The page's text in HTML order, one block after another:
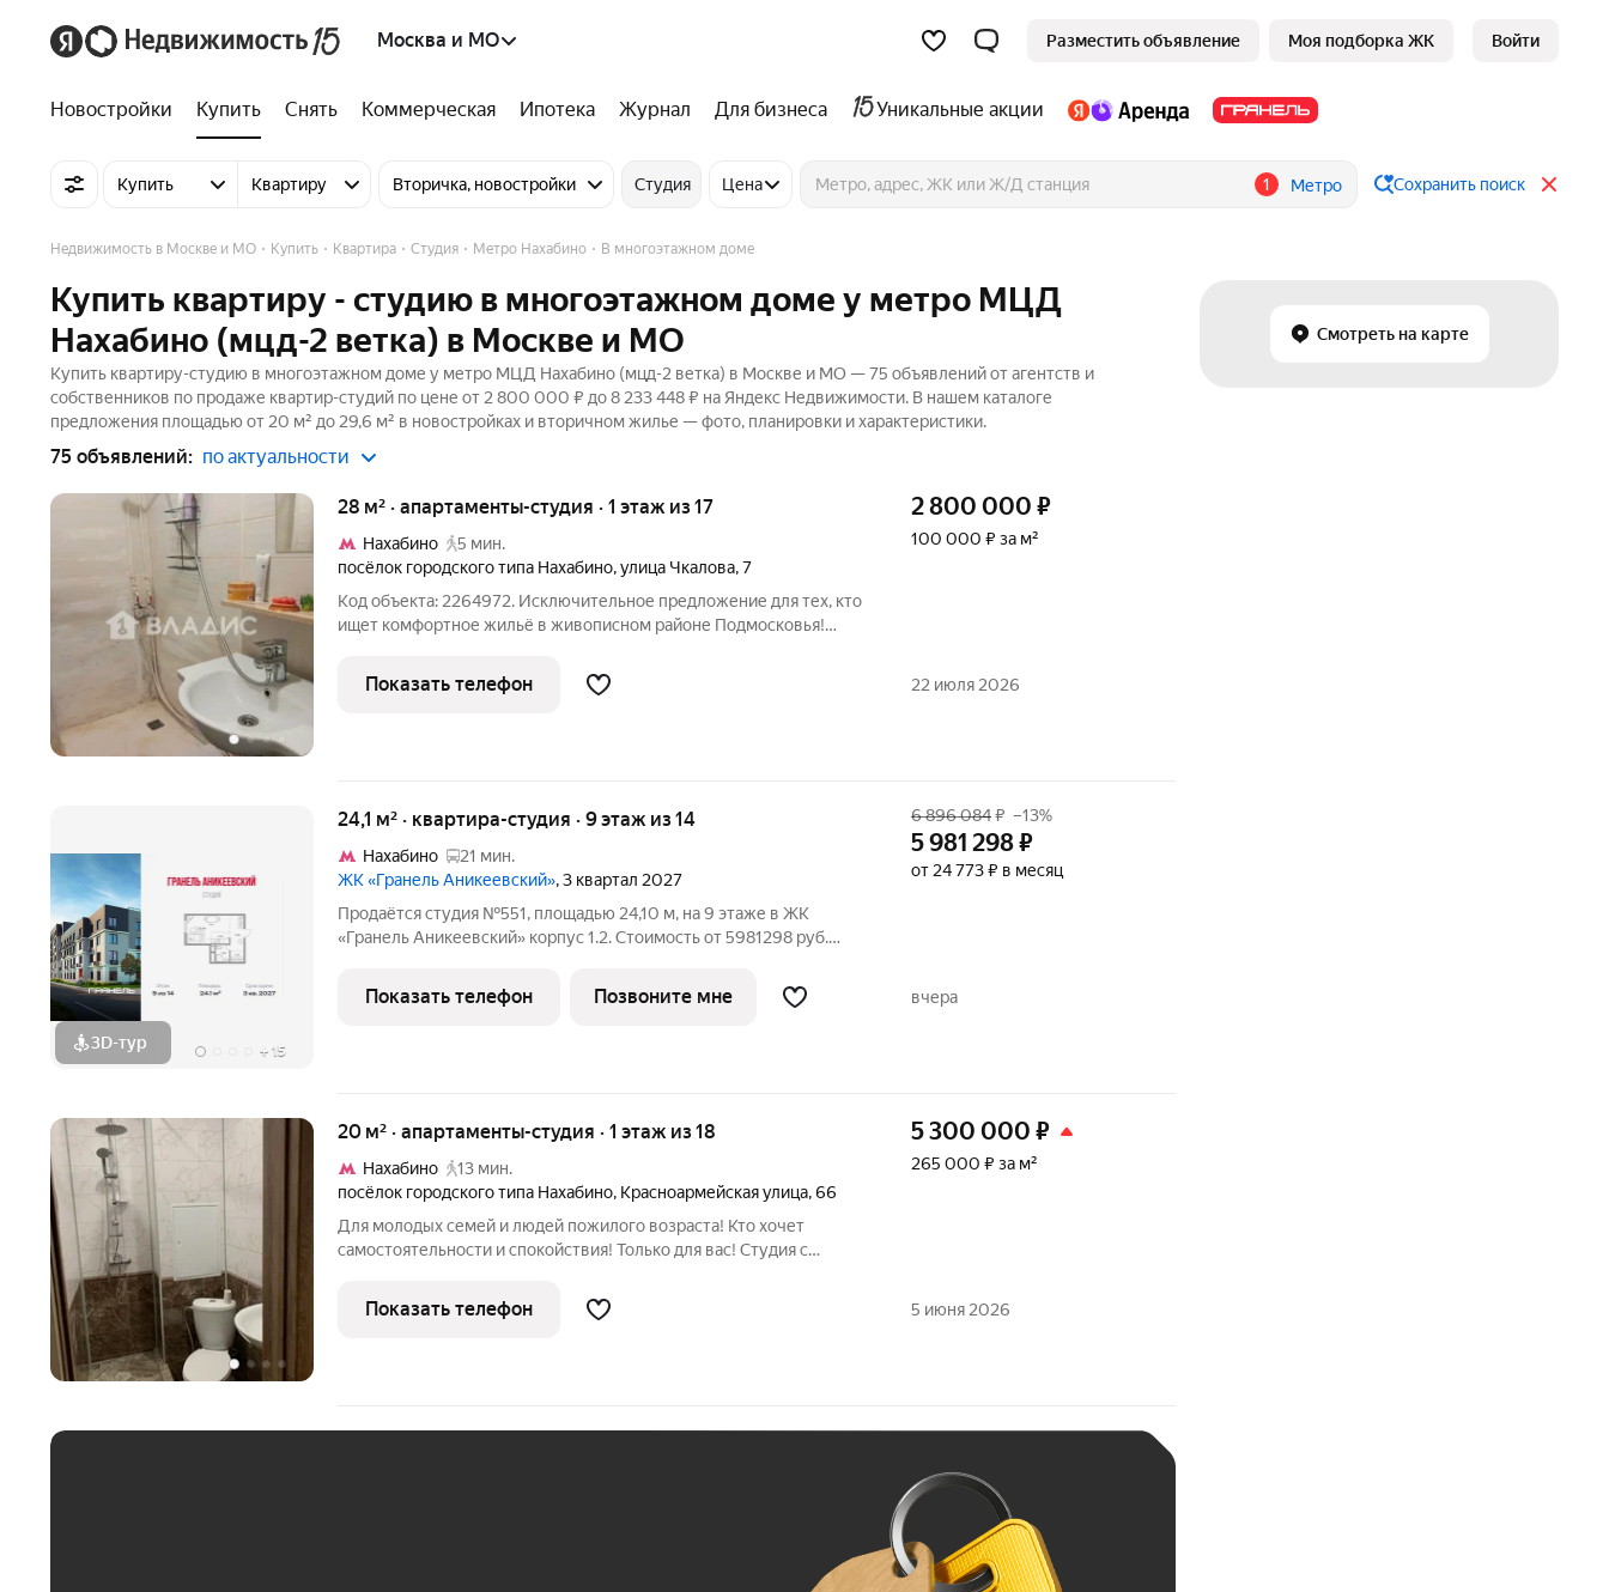
Москва и МО Разместить объявление Моя подборка ЖК Войти
Новостройки Купить Снять Коммерческая Ипотека Журнал Для бизнеса Уникальные акции
Купить Квартиру Вторичка, новостройки Студия Цена 1 Метро Сохранить поиск
Смотреть на карте
Недвижимость в Москве и МО Купить Квартира Студия Метро Нахабино В многоэтажном доме
Купить квартиру - студию в многоэтажном доме у метро МЦД
Нахабино (мцд-2 ветка) в Москве и МО
Купить квартиру-студию в многоэтажном доме у метро МЦД Нахабино (мцд-2 ветка) в Москве и МО — 75 объявлений от агентств и
собственников по продаже квартир-студий по цене от 2 800 000 ₽ до 8 233 448 ₽ на Яндекс Недвижимости. В нашем каталоге
предложения площадью от 20 м² до 29,6 м² в новостройках и вторичном жилье — фото, планировки и характеристики.
75 объявлений: по актуальности
28 м² · апартаменты-студия · 1 этаж из 17
Нахабино
5 мин.
посёлок городского типа Нахабино,улица Чкалова,7
Код объекта: 2264972. Исключительное предложение для тех, кто
ищет комфортное жильё в живописном районе Подмосковья!
округ Красногорск, посёлок городского типа Нахабино, улица
Чкалова, 7.
2 800 000 ₽
100 000 ₽ за м²
Показать телефон 22 июля 2026
3D-тур + 15
24,1 м² · квартира-студия · 9 этаж из 14
Нахабино
21 мин.
ЖК «Гранель Аникеевский», 3 квартал 2027
Продаётся студия №551, площадью 24,10 м, на 9 этаже в ЖК
«Гранель Аникеевский» корпус 1.2. Стоимость от 5981298 руб.
Проект расположился в экологически чистом районе
Подмосковья всего в
6 896 084₽ –13%
5 981 298₽
от 24 773 ₽ в месяц
Показать телефон Позвоните мне вчера
20 м² · апартаменты-студия · 1 этаж из 18
Нахабино
13 мин.
посёлок городского типа Нахабино, Красноармейская улица,66
Для молодых семей и людей пожилого возраста! Кто хочет
самостоятельности и спокойствия! Только для вас! Студия с
свободные парковочные места, даже в вечернее время суток. В 5-
ти минутах
5 300 000 ₽
265 000 ₽ за м²
Показать телефон 5 июня 2026